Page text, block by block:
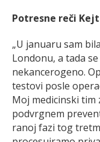
Potresne reči
„U januaru sam
Londonu, a tada
nekancerogeno.
testovi posle
Moj medicinski tim
podvrgnem
ranoj fazi tog